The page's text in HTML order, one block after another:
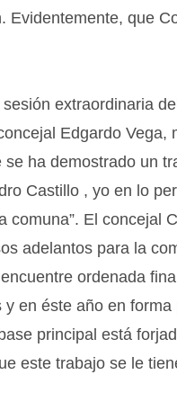
Evidentemente, que
extraordinaria
Edgardo
ha demostrado un
Castillo , yo en lo
comuna”. El concejal
adelantos para la
ordenada
en éste año en
principal está
este trabajo se le